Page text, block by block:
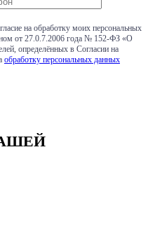
на обработку моих персональных
от 27.0.7.2006 года № 152-ФЗ «О
определённых в Согласии на
обработку персональных данных